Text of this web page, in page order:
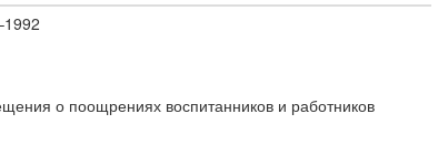
о поощрениях воспитанников и работников